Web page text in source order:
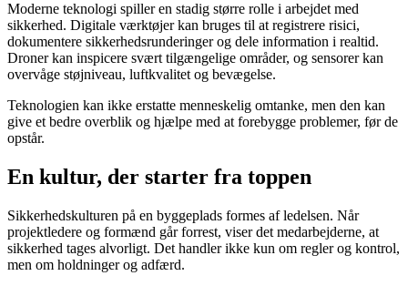
Moderne teknologi spiller en stadig større rolle i arbejdet med
sikkerhed. Digitale værktøjer kan bruges til at registrere risici,
dokumentere sikkerhedsrunderinger og dele information i realtid.
Droner kan inspicere svært tilgængelige områder, og sensorer kan
overvåge støjniveau, luftkvalitet og bevægelse.
Teknologien kan ikke erstatte menneskelig omtanke, men den kan
give et bedre overblik og hjælpe med at forebygge problemer, før de
opstår.
En kultur, der starter fra toppen
Sikkerhedskulturen på en byggeplads formes af ledelsen. Når
projektledere og formænd går forrest, viser det medarbejderne, at
sikkerhed tages alvorligt. Det handler ikke kun om regler og kontrol,
men om holdninger og adfærd.